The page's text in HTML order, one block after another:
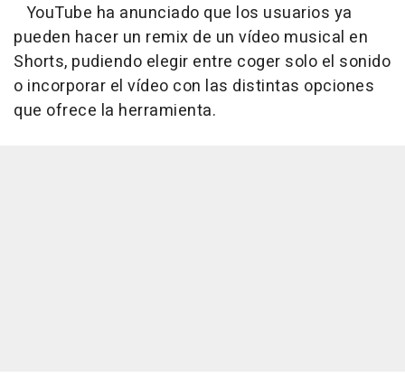
YouTube ha anunciado que los usuarios ya
pueden hacer un remix de un vídeo musical en
Shorts, pudiendo elegir entre coger solo el sonido
o incorporar el vídeo con las distintas opciones
que ofrece la herramienta.